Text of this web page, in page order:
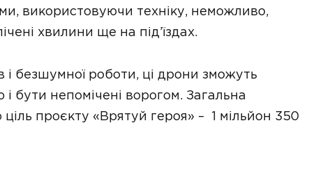
використовуючи техніку, неможливо,
хвилини ще на під’їздах.
і безшумної роботи, ці дрони зможуть
бути непомічені ворогом. Загальна
ціль проєкту «Врятуй героя» – 1 мільйон 350